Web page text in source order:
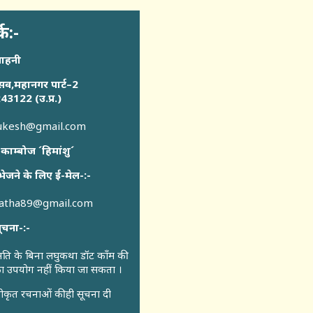
पार्ट–2
(उ.प्र.)
´हिमांशु´
के लिए ई-मेल-:-
:-
के बिना लघुकथा डॉट कॉंम की
उपयोग नहीं किया जा सकता ।
रचनाओं की ही सूचना दी